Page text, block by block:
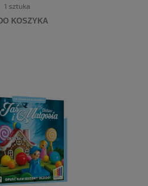
1 sztuka
DO KOSZYKA